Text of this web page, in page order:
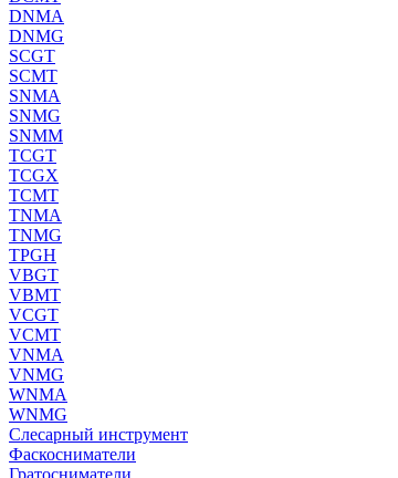
DNMA
DNMG
SCGT
SCMT
SNMA
SNMG
SNMM
TCGT
TCGX
TCMT
TNMA
TNMG
TPGH
VBGT
VBMT
VCGT
VCMT
VNMA
VNMG
WNMA
WNMG
Слесарный инструмент
Фаскосниматели
Гратосниматели